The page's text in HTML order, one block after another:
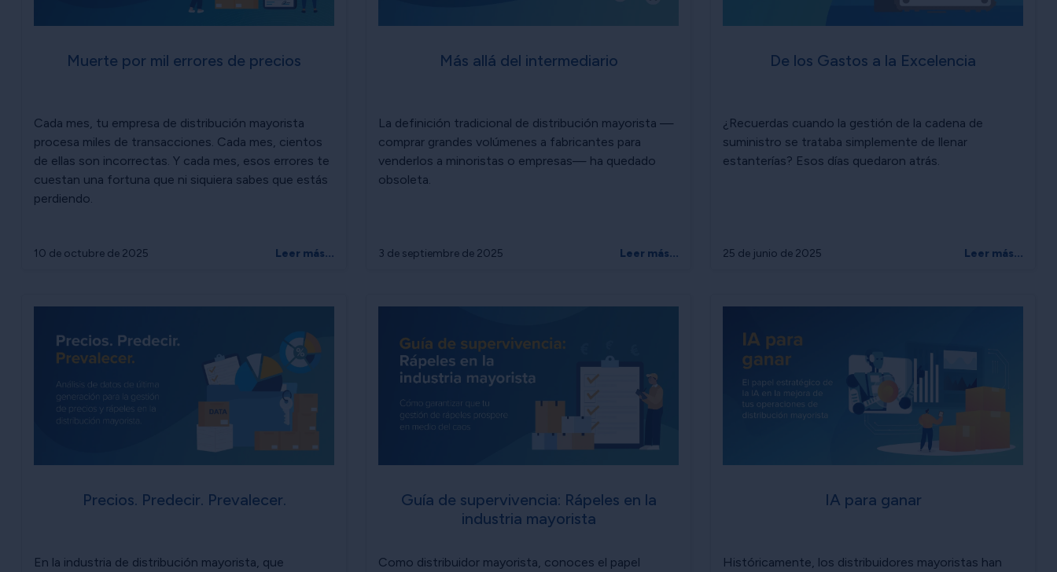
Muerte por mil errores de precios
Cada mes, tu empresa de distribución mayorista
procesa miles de transacciones. Cada mes, cientos
de ellas son incorrectas. Y cada mes, esos errores te
cuestan una fortuna que ni siquiera sabes que estás
perdiendo.
10 de octubre de 2025 Leer más...
Más allá del intermediario
La definición tradicional de distribución mayorista —
comprar grandes volúmenes a fabricantes para
venderlos a minoristas o empresas— ha quedado
obsoleta.
3 de septiembre de 2025 Leer más...
De los Gastos a la Excelencia
¿Recuerdas cuando la gestión de la cadena de
suministro se trataba simplemente de llenar
estanterías? Esos días quedaron atrás.
25 de junio de 2025 Leer más...
Precios. Predecir. Prevalecer.
En la industria de distribución mayorista, que
Guía de supervivencia: Rápeles en la
industria mayorista
Como distribuidor mayorista, conoces el papel
IA para ganar
Históricamente, los distribuidores mayoristas han